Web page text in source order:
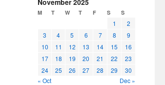
November 2025
M T W T F S S
1
2
3
4 5 6 7 8
9
10
11 12 13 14 15
16
17
18 19 20 21 22
23
24
25 26 27 28 29
30
« Oct
Dec »